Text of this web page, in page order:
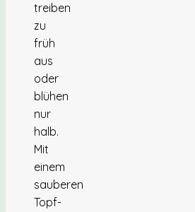
treiben
zu
früh
aus
oder
blühen
nur
halb.
Mit
einem
sauberen
Topf-